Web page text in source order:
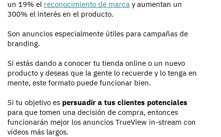
un 19% el reconocimiento de marca y aumentan un
300% el interés en el producto.
Son anuncios especialmente útiles para campañas de
branding.
Si estás dando a conocer tu tienda online o un nuevo
producto y deseas que la gente lo recuerde y lo tenga en
mente, este formato puede funcionar bien.
Si tu objetivo es persuadir a tus clientes potenciales
para que tomen una decisión de compra, entonces
funcionarán mejor los anuncios TrueView in-stream con
vídeos más largos.